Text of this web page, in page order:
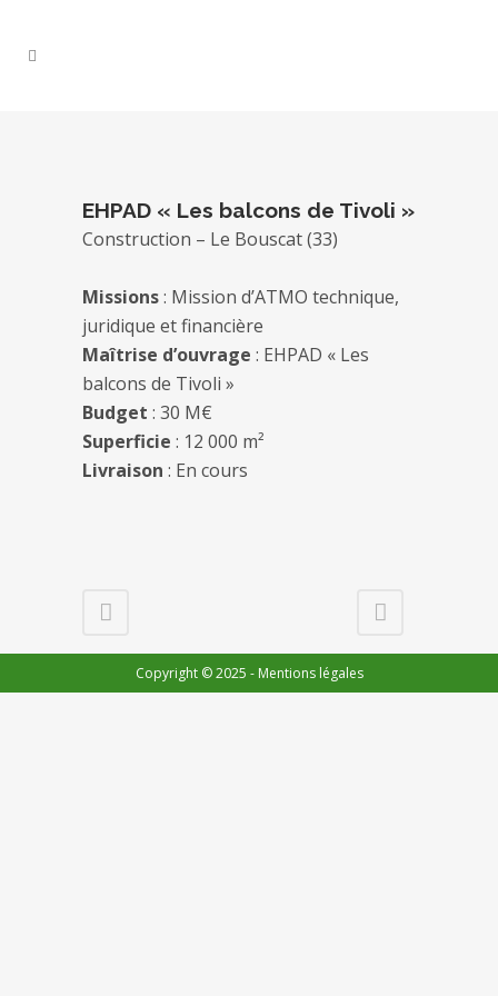
EHPAD « Les balcons de Tivoli »
Construction – Le Bouscat (33)
Missions: Mission d’ATMO technique,
juridique et financière
Maîtrise d’ouvrage : EHPAD « Les
balcons de Tivoli »
Budget : 30 M€
Superficie : 12 000 m²
Livraison : En cours
Copyright © 2025 - Mentions légales